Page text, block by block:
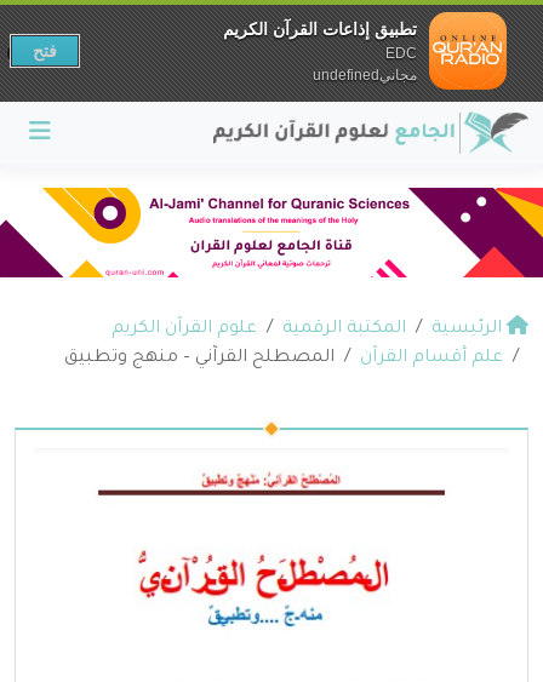
الرئيسية المكتبة الرقمية
علوم القرآن الكريم
علم أقسام القرآن
المصطلح القرآني – منهج وتطبيق
تطبيق إذاعات القرآن الكريم
EDC
مجانيundefined
فتح